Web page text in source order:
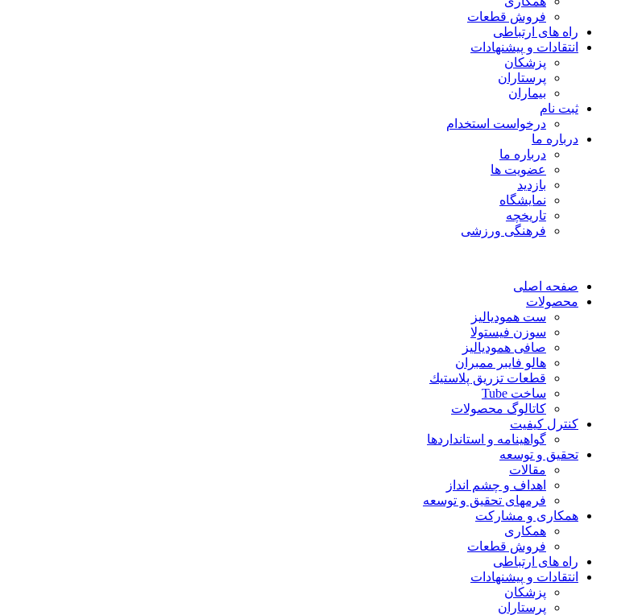
فروش قطعات
راه های ارتباطی
انتقادات و پيشنهادات
پزشكان
پرستاران
بيماران
ثبت نام
درخواست استخدام
درباره ما
درباره ما
عضویت ها
بازدید
نمایشگاه
تاريخچه
فرهنگی ورزشی
صفحه اصلی
محصولات
ست همودیالیز
سوزن فیستولا
صافی همودیالیز
هالو فایبر ممبران
قطعات تزريق پلاستيك
ساخت Tube
کاتالوگ محصولات
کنترل کیفیت
گواهينامه و استانداردها
تحقيق و توسعه
مقالات
اهداف و چشم انداز
فرمهای تحقیق و توسعه
همکاری و مشارکت
همکاری
فروش قطعات
راه های ارتباطی
انتقادات و پيشنهادات
پزشكان
پرستاران